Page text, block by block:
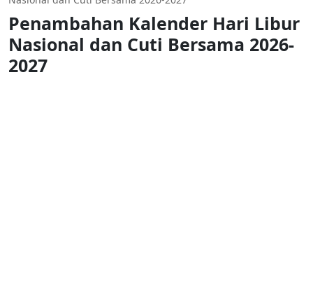
Penambahan Kalender Hari Libur
Nasional dan Cuti Bersama 2026-
2027